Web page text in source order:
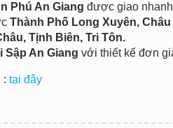
Phú An Giang được giao
Thành Phố Long Xuyên,
Tịnh Biên, Tri Tôn.
Sập An Giang với thiết kế đơn
: tại đây